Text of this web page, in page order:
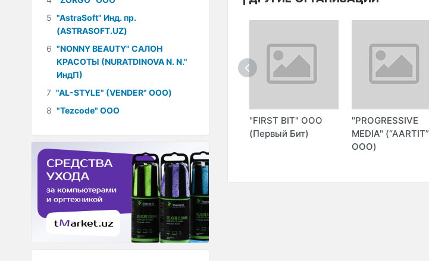
"FIRST BIT" ООО
(Первый Бит)
"PROGRESSIVE
MEDIA" (“AARTIT”
ООО)
5 "AstraSoft" Инд. пр.
(ASTRASOFT.UZ)
6 "NONNY BEAUTY" САЛОН
КРАСОТЫ (NURATDINOVA N. N."
ИндП)
7 "AL-STYLE" (VENDER" ООО)
8 "Tezcode" ООО